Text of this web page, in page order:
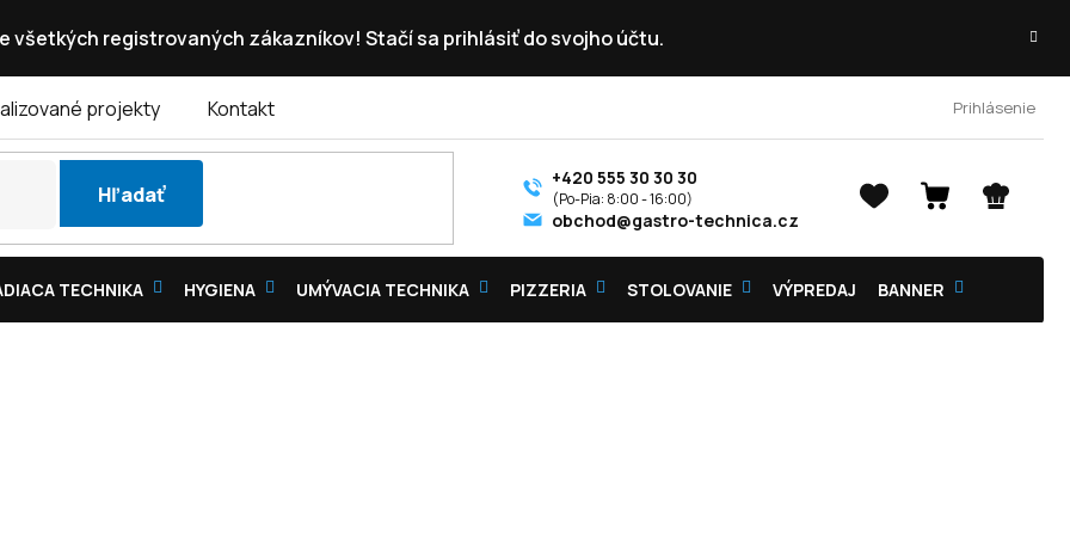
všetkých registrovaných zákazníkov! Stačí sa prihlásiť do svojho účtu.
projekty Kontakt Prihlásenie
Hľadať
NÁKUPNÝ
+420 555 30 30 30
obchod@gastro-technica.cz
TECHNIKA HYGIENA UMÝVACIA TECHNIKA PIZZERIA STOLOVANIE VÝPREDAJ BANNER